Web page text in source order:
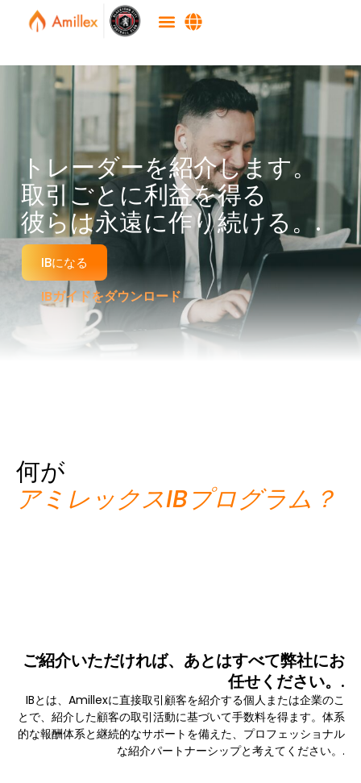
トレーダーを紹介します。
取引ごとに利益を得る
彼らは永遠に作り続ける。.
IBになる
IBガイドをダウンロード
何が
アミレックスIBプログラム？
ご紹介いただければ、あとはすべて弊社にお
任せください。.
IBとは、Amillexに直接取引顧客を紹介する個人または企業のこ
とで、紹介した顧客の取引活動に基づいて手数料を得ます。体系
的な報酬体系と継続的なサポートを備えた、プロフェッショナル
な紹介パートナーシップと考えてください。.